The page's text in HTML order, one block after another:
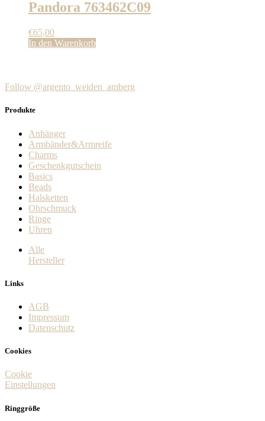
Pandora 763462C09
€65,00
In den Warenkorb
Follow @argento_weiden_amberg
Produkte
Anhänger
Armbänder&Armreife
Charms
Geschenkgutschein
Basics
Beads
Halsketten
Ohrschmuck
Ringe
Uhren
Alle
Hersteller
Links
AGB
Impressum
Datenschutz
Cookies
Cookie
Einstellungen
Ringgröße